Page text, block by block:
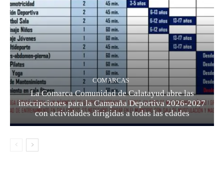
COMARCAS
La Comarca Comunidad de Calatayud abre las
inscripciones para la Campaña Deportiva 2026-2027
con actividades dirigidas a todas las edades